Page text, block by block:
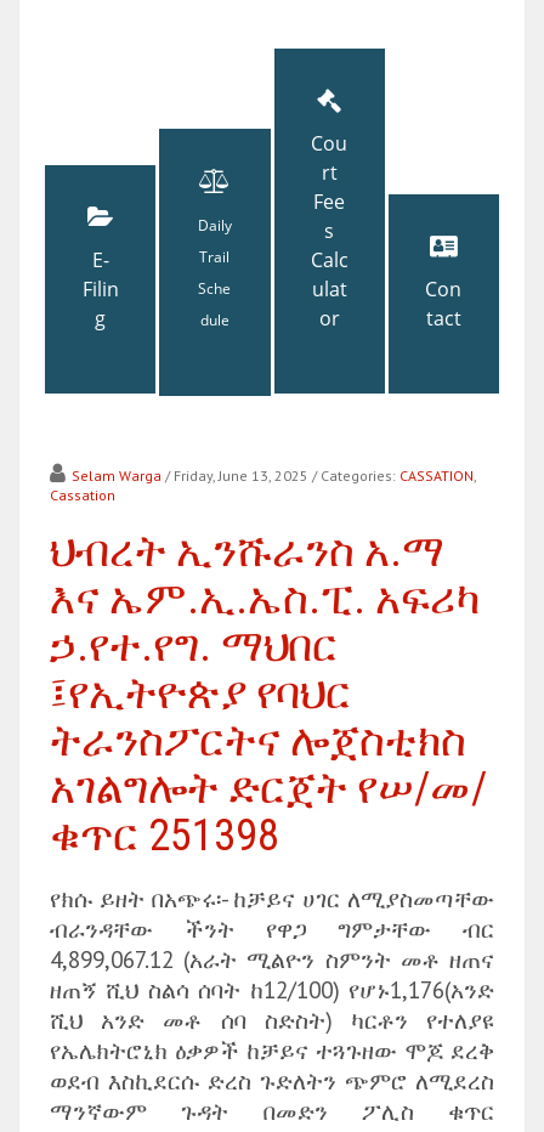
E-
Filin
g
Daily
Trail
Sche
dule
Cou
rt
Fee
s
Calc
ulat
or
Con
tact
Selam Warga / Friday, June 13, 2025 / Categories: CASSATION,
Cassation
ህብረት ኢንሹራንስ አ.ማ
እና ኤም.ኢ.ኤስ.ፒ. አፍሪካ
ኃ.የተ.የግ. ማህበር
፤የኢትዮጵያ የባህር
ትራንስፖርትና ሎጀስቲክስ
አገልግሎት ድርጀት የሠ/መ/
ቁጥር 251398
የክሱ ይዘት በአጭሩ፡- ከቻይና ሀገር ለሚያስመጣቸው
ብራንዳቸው ችንት የዋጋ ግምታቸው ብር
4,899,067.12 (አራት ሚልዮን ስምንት መቶ ዘጠና
ዘጠኝ ሺህ ስልሳ ሰባት ከ12/100) የሆኑ1,176(አንድ
ሺህ አንድ መቶ ሰባ ስድስት) ካርቶን የተለያዩ
የኤሌክትሮኒክ ዕቃዎች ከቻይና ተጓጉዘው ሞጆ ደረቅ
ወደብ እስኪደርሱ ድረስ ጉድለትን ጭምሮ ለሚደረስ
ማንኛውም ጉዳት በመድን ፖሊስ ቁጥር